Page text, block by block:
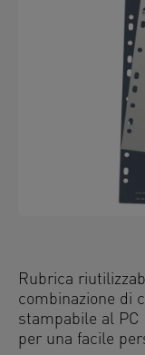
Rubrica
combinazione di
stampabile al
per una facile